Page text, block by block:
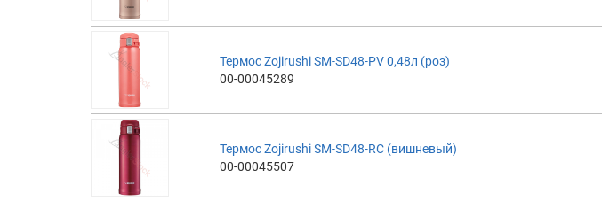
Термос Zojirushi SM-SD48-PV 0,48л (роз)
00-00045289
Термос Zojirushi SM-SD48-RC (вишневый)
00-00045507